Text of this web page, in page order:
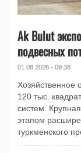
Ak Bulut
подвесных
01.08.2026 - 09:38
Хозяйственное
120 тыс.
систем.
этапом
туркменского